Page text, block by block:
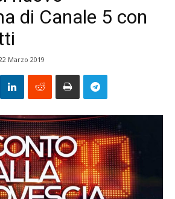
di Canale 5 con
Marzo 2019